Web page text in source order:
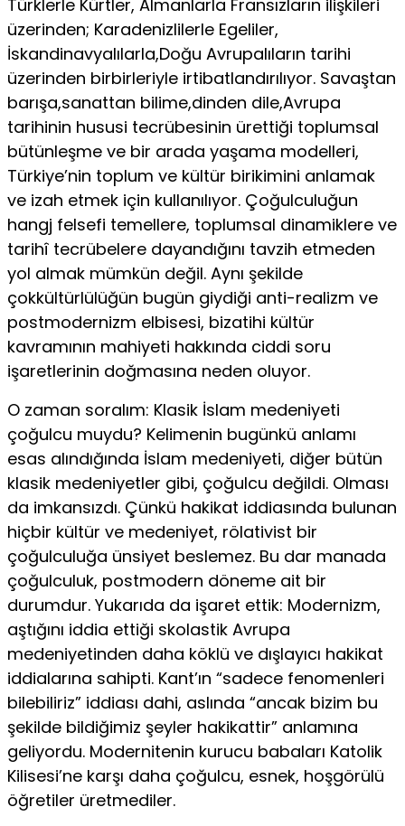
Türklerle Kürtler, Almanlarla Fransızların ilişkileri
üzerinden; Karadenizlilerle Egeliler,
İskandinavyalılarla,Doğu Avrupalıların tarihi
üzerinden birbirleriyle irtibatlandırılıyor. Savaştan
barışa,sanattan bilime,dinden dile,Avrupa
tarihinin hususi tecrübesinin ürettiği toplumsal
bütünleşme ve bir arada yaşama modelleri,
Türkiye’nin toplum ve kültür birikimini anlamak
ve izah etmek için kullanılıyor. Çoğulculuğun
hangj felsefi temellere, toplumsal dinamiklere ve
tarihî tecrübelere dayandığını tavzih etmeden
yol almak mümkün değil. Aynı şekilde
çokkültürlülüğün bugün giydiği anti-realizm ve
postmodernizm elbisesi, bizatihi kültür
kavramının mahiyeti hakkında ciddi soru
işaretlerinin doğmasına neden oluyor.
O zaman soralım: Klasik İslam medeniyeti
çoğulcu muydu? Kelimenin bugünkü anlamı
esas alındığında İslam medeniyeti, diğer bütün
klasik medeniyetler gibi, çoğulcu değildi. Olması
da imkansızdı. Çünkü hakikat iddiasında bulunan
hiçbir kültür ve medeniyet, rölativist bir
çoğulculuğa ünsiyet beslemez. Bu dar manada
çoğulculuk, postmodern döneme ait bir
durumdur. Yu­karıda da işaret ettik: Modernizm,
aştığını iddia ettiği skolastik Avrupa
medeniyetinden daha köklü ve dışlayıcı hakikat
iddiala­rına sahipti. Kant’ın “sadece fenomenleri
bilebiliriz” iddiası dahi, aslında “ancak bizim bu
şekilde bildiğimiz şeyler hakikattir” anla­mına
geliyordu. Modernitenin kurucu babaları Katolik
Kilisesi’ne karşı daha çoğulcu, esnek, hoşgörülü
öğretiler üretmediler.